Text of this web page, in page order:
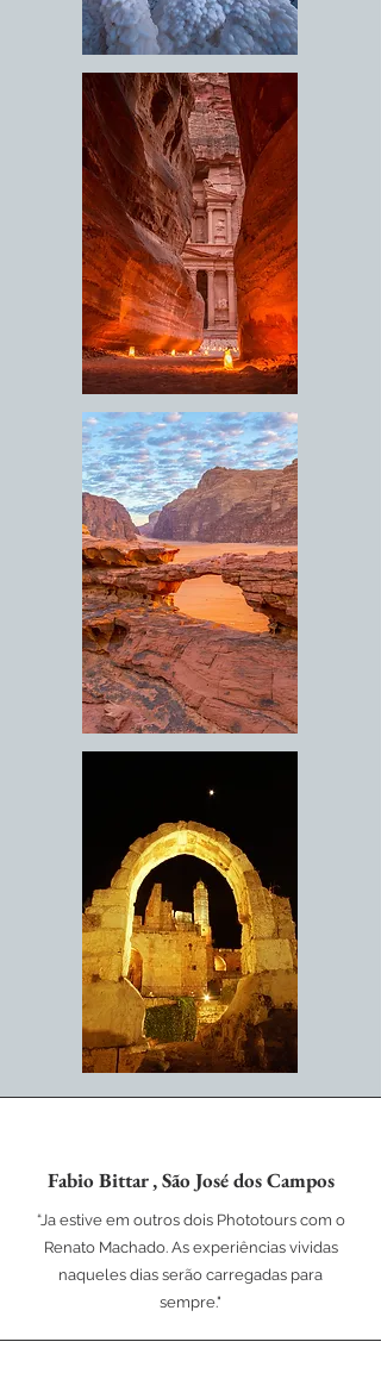
Fabio Bittar , São José dos Campos
“Ja estive em outros dois Phototours com o
Renato Machado. As experiências vividas
naqueles dias serão carregadas para
sempre."